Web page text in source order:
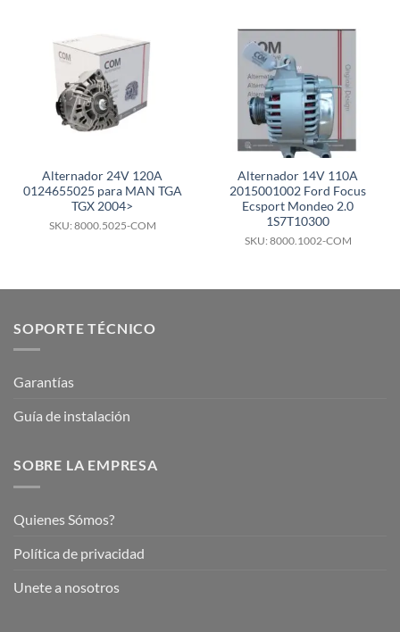
Alternador 24V 120A
0124655025 para MAN TGA
TGX 2004>
SKU: 8000.5025-COM
Alternador 14V 110A
2015001002 Ford Focus
Ecsport Mondeo 2.0
1S7T10300
SKU: 8000.1002-COM
SOPORTE TÉCNICO
Garantías
Guía de instalación
SOBRE LA EMPRESA
Quienes Sómos?
Política de privacidad
Unete a nosotros